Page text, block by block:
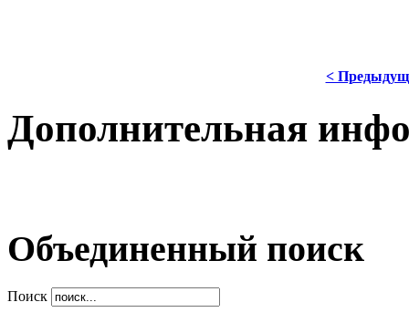
<
Дополнительная
Объединенный поиск
Поиск